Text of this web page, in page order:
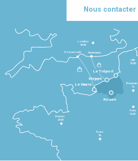
Nous contacter
Le Havre
Dieppe
Le Tréport
Rennes
2h30
Tours
3h
Paris
1h30
Beauvais
1h
Lille
2h30
Londres
3h30
Newhaven
Portsmouth
Rouen